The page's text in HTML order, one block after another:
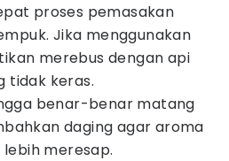
proses pemasakan
Jika menggunakan
merebus dengan api
tidak keras.
benar-benar matang
daging agar aroma
meresap.